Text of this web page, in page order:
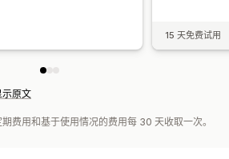
15 天免费试用
示原文
费用和基于使用情况的费用每 30 天收取一次。